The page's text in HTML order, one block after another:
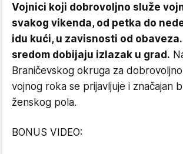
Vojnici koji dobrovoljno služe
svakog vikenda, od petka do
idu kući, u zavisnosti od
sredom dobijaju izlazak u grad.
Braničevskog okruga za
vojnog roka se prijavljuje i značajan
ženskog pola.
BONUS VIDEO: